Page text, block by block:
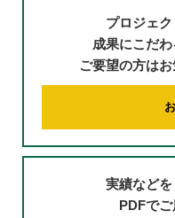
プロジェク
成果にこだ
ご要望の方はお
実績など
PDFでご